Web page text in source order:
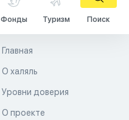
Фонды Туризм Поиск
Главная
О халяль
Уровни доверия
О проекте